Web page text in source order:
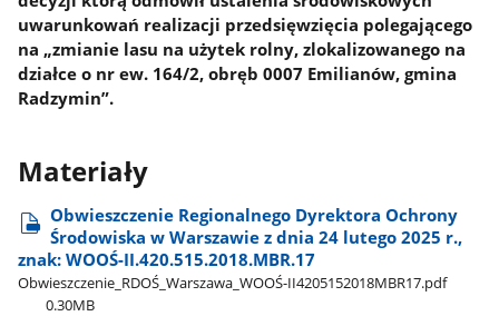
uwarunkowań realizacji przedsięwzięcia polegającego
na „zmianie lasu na użytek rolny, zlokalizowanego na
działce o nr ew. 164/2, obręb 0007 Emilianów, gmina
Radzymin”.
Materiały
Obwieszczenie Regionalnego Dyrektora Ochrony
Środowiska w Warszawie z dnia 24 lutego 2025 r.,
znak: WOOŚ-II.420.515.2018.MBR.17
Obwieszczenie​_RDOŚ​_Warszawa​_WOOŚ-II4205152018MBR17.pdf
0.30MB